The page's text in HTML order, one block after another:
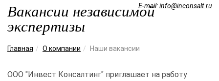
E-mail:info@inconsalt.ru
Вакансии независимой
экспертизы
Главная О компании Наши вакансии
ООО "Инвест Консалтинг" приглашает на работу